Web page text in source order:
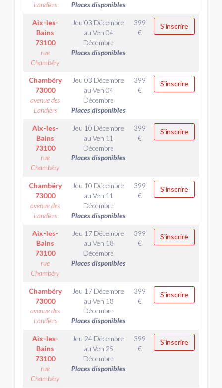
Landiers
Places disponibles
Aix-les-
Bains
73100
rue
Chambéry
Jeu 03 Décembre
au Ven 04
Décembre
Places disponibles
399
€
S'inscrire
Chambéry
73000
avenue des
Landiers
Jeu 03 Décembre
au Ven 04
Décembre
Places disponibles
399
€
S'inscrire
Aix-les-
Bains
73100
rue
Chambéry
Jeu 10 Décembre
au Ven 11
Décembre
Places disponibles
399
€
S'inscrire
Chambéry
73000
avenue des
Landiers
Jeu 10 Décembre
au Ven 11
Décembre
Places disponibles
399
€
S'inscrire
Aix-les-
Bains
73100
rue
Chambéry
Jeu 17 Décembre
au Ven 18
Décembre
Places disponibles
399
€
S'inscrire
Chambéry
73000
avenue des
Landiers
Jeu 17 Décembre
au Ven 18
Décembre
Places disponibles
399
€
S'inscrire
Aix-les-
Bains
73100
rue
Chambéry
Jeu 24 Décembre
au Ven 25
Décembre
Places disponibles
399
€
S'inscrire